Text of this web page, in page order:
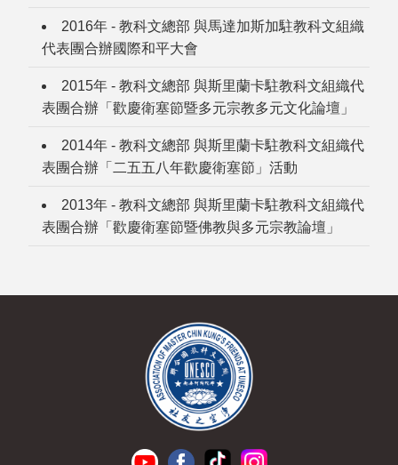
2016年 - 教科文總部 與馬達加斯加駐教科文組織
代表團合辦國際和平大會
2015年 - 教科文總部 與斯里蘭卡駐教科文組織代
表團合辦「歡慶衛塞節暨多元宗教多元文化論壇」
2014年 - 教科文總部 與斯里蘭卡駐教科文組織代
表團合辦「二五五八年歡慶衛塞節」活動
2013年 - 教科文總部 與斯里蘭卡駐教科文組織代
表團合辦「歡慶衛塞節暨佛教與多元宗教論壇」